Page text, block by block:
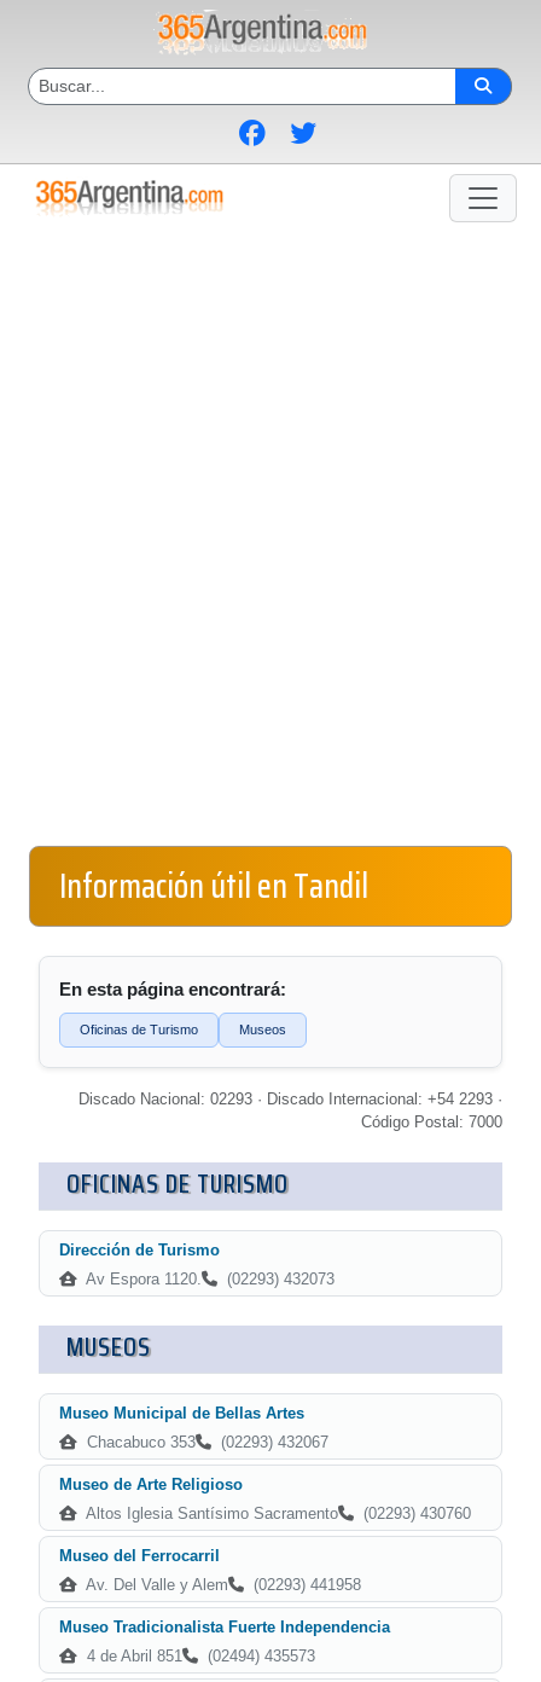
Información útil en Tandil
En esta página encontrará:
Oficinas de Turismo Museos
Discado Nacional: 02293 · Discado Internacional: +54 2293 ·
Código Postal: 7000
OFICINAS DE TURISMO
Dirección de Turismo
Av Espora 1120.
(02293) 432073
MUSEOS
Museo Municipal de Bellas Artes
Chacabuco 353
(02293) 432067
Museo de Arte Religioso
Altos Iglesia Santísimo Sacramento
(02293) 430760
Museo del Ferrocarril
Av. Del Valle y Alem
(02293) 441958
Museo Tradicionalista Fuerte Independencia
4 de Abril 851
(02494) 435573